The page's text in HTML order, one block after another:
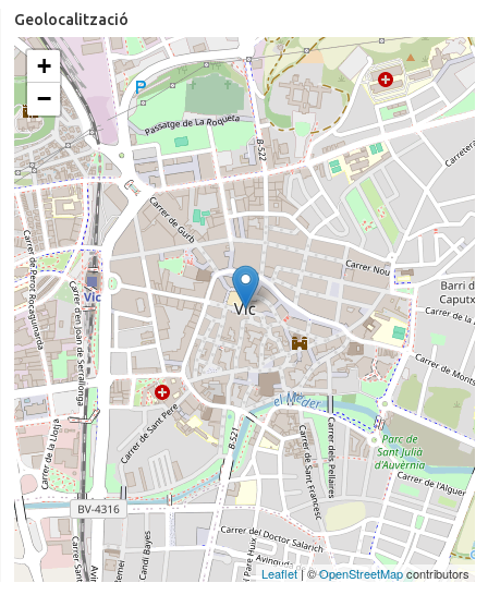
Geolocalització
+
−
Leaflet| ©OpenStreetMapcontributors